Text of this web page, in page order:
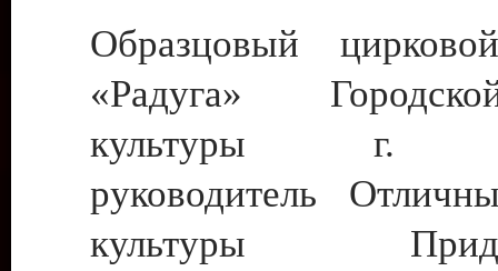
Образцовый
«Радуга»
культуры г.
руководитель
культуры